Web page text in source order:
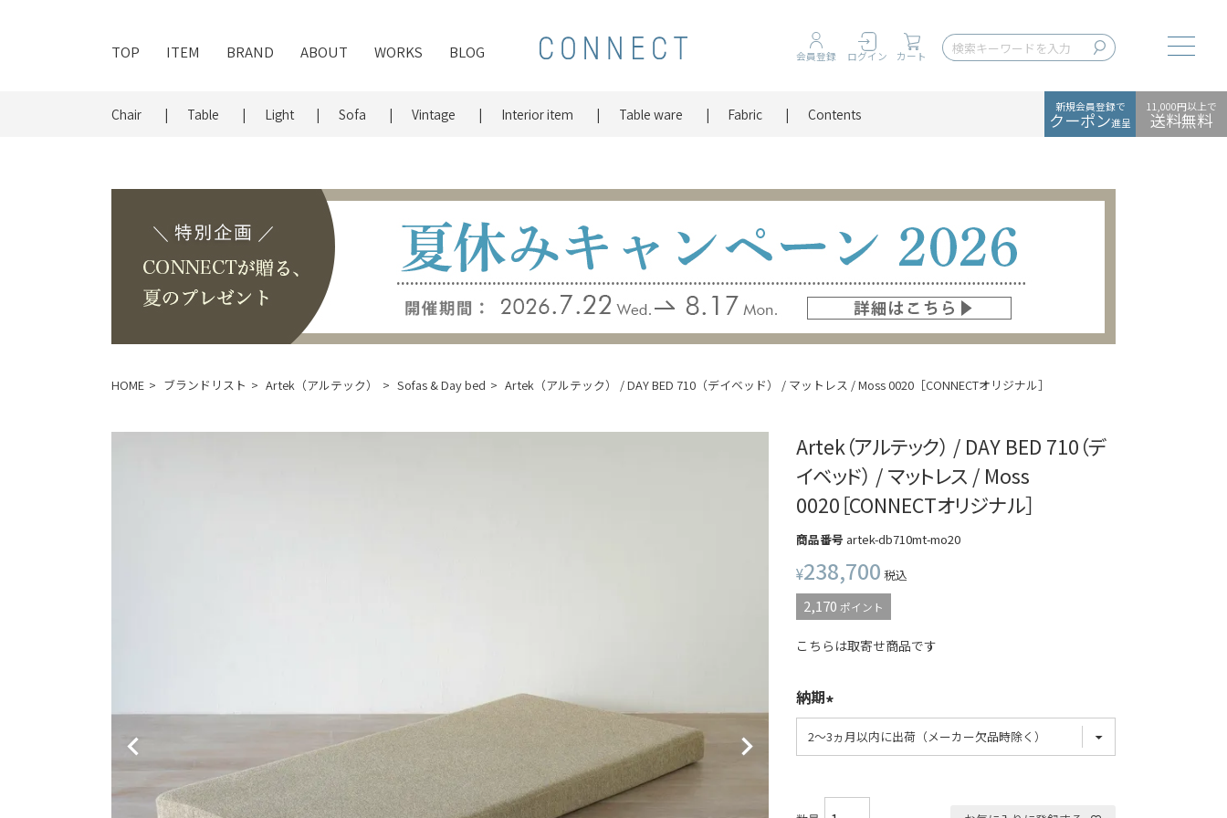
TOP ITEM BRAND ABOUT WORKS BLOG 会員登録 ログイン カート
Chair Table Light Sofa Vintage Interior item Table ware Fabric Contents 新規会員登録で
クーポン進呈
11,000円以上で
送料無料
HOME ブランドリスト Artek（アルテック） Sofas & Day bed Artek（アルテック） / DAY BED 710（デイベッド） / マットレス / Moss 0020［CONNECTオリジナル］
Artek（アルテック） / DAY BED 710（デ
イベッド） / マットレス / Moss
0020［CONNECTオリジナル］
商品番号 artek-db710mt-mo20
¥238,700 税込
2,170 ポイント
こちらは取寄せ商品です
納期